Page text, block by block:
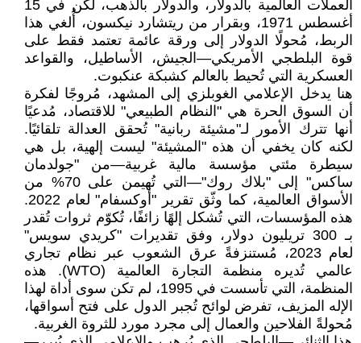
العملات العالمية بالدولار، والدولار بالذهب، لكن في 15
أغسطس 1971، وبقرار من ريتشارد نيكسون، أُلغي هذا
الربط، مُحولًا الدولار إلى ورقة عائمة تعتمد فقط على
قوة البلطجي الأمريكي—الجيش، الأساطيل، والقواعد
العسكرية التي تُحيط بالعالم كشبكة عنكبوت.
هنا يدخل الإعلامي الغوبلزي إلى المشهد، مُروجًا لفكرة
أن السوق الحرة هي "النظام الطبيعي" للاقتصاد، مُدعيًا
أنها تترك الأمور لـ"مشيئة ربانية" تُحقق العدالة تلقائيًا.
لكنه كان يخفي أن هذه "المشيئة" ليست إلهية، بل هي
سيطرة مئتي مؤسسة مالية غربية—من "جولدمان
ساكس" إلى "بلاك روك"—التي تُهيمن على 70% من
الأسواق العالمية، كما وثّق تقرير "أوكسفام" لعام 2022.
هذه المؤسسات، التي تُشكل إلهًا زائفًا، تُكوّم ثروات تُقدر
بـ 300 تريليون دولار، وفق تقديرات "كريدي سويس"
لعام 2023، مُستنزفةً عرق الشعوب عبر نظام تجاري
عالمي تُديره منظمة التجارة العالمية (WTO). هذه
المنظمة، التي تأسست في 1995، لم تكن سوى أداة لهذا
الإله المزيف، تفرض لوائح تُجبر الدول على فتح أسواقها،
مُحولةً الفلاحين والعمال إلى مجرد مورد للثروة الغربية.